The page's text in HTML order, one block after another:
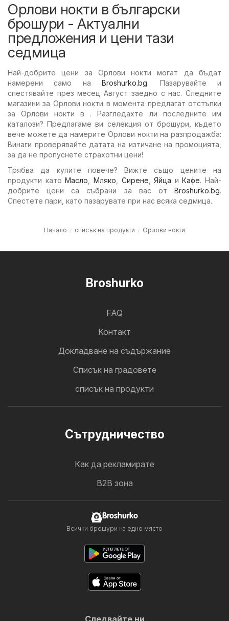
Орлови нокти в български
брошури - Актуални
предложения и цени тази
седмица
Най-добрите цени за Орлови нокти могат да бъдат
намерени само наBroshurko.bg. Пазарувайте и
спестявайте през месец Август заедно с нас. Следните
магазини за Орлови нокти в момента предлагат отстъпки
за Орлови нокти в . Разгледахте ли последните им
каталози? Предлагаме ви селекция от брошури, където
вече можете да намерите Орлови нокти на разпродажба:
Винаги проверявайте датата на изтичане на промоцията,
за да не пропуснете страхотни цени!
Трябва да купите повече? Вижте също цените на
продукти катоМасло Мляко Сирене ,Яйца иКафе. Най-
добрите цени са събрани за вас от Broshurko.bg.
Спестете пари, като пазарувате при нас всяка седмица.
Начало списък на продукти Орлови нокти
Broshurko
FAQ
Контакт
Докладване на съдържание
Cписък на градовете
списък на продукти
Cътрудничество
Как да рекламирате
B2B зона
Broshurko
Всички брошури на едно място
Следвайте ни